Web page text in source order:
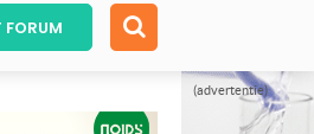
(advertentie)
FORUM